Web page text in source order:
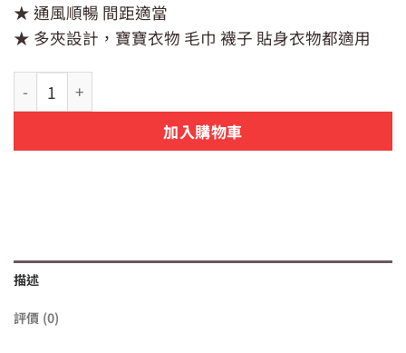
★ 通風順暢 間距適當
★ 多夾設計，寶寶衣物 毛巾 襪子 貼身衣物都適用
【UdiLife】生活大師 墨墨橢圓曬架24夾 台灣製 數量
加入購物車
描述
評價 (0)